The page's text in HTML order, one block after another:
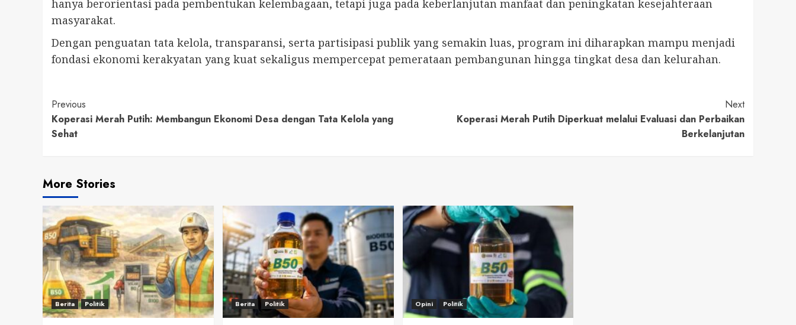
hanya berorientasi pada pembentukan kelembagaan, tetapi juga pada keberlanjutan manfaat dan peningkatan kesejahteraan
masyarakat.
Dengan penguatan tata kelola, transparansi, serta partisipasi publik yang semakin luas, program ini diharapkan mampu menjadi
fondasi ekonomi kerakyatan yang kuat sekaligus mempercepat pemerataan pembangunan hingga tingkat desa dan kelurahan.
Continue
Reading
Previous
Koperasi Merah Putih: Membangun Ekonomi Desa dengan Tata Kelola yang
Sehat
Next
Koperasi Merah Putih Diperkuat melalui Evaluasi dan Perbaikan
Berkelanjutan
More Stories
Berita Politik Berita Politik Opini Politik